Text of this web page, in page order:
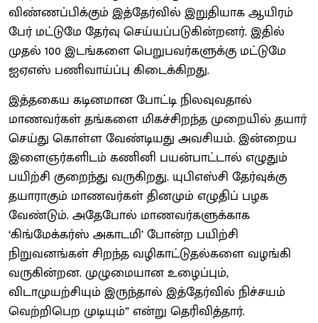
விண்ணப்பிக்கும் இத்தேர்வில் இறுதியாக ஆயிரம்
பேர் மட்டுமே தேர்வு செய்யப்படுகின்றனர். இதில்
முதல் 100 இடங்களை பெறுபவர்களுக்கு மட்டுமே
ஐஏஎஸ் பணிவாய்ப்பு கிடைக்கிறது.
இத்தகைய கடினமான போட்டி நிலவுவதால்
மாணவர்கள் தங்களை மிகச்சிறந்த முறையில் தயார்
செய்து கொள்ள வேண்டியது அவசியம். இன்றைய
இளைஞர்களிடம் கணினி பயன்பாட்டால் எழுதும்
பயிற்சி குறைந்து வருகிறது. யுபிஎஸ்சி தேர்வுக்கு
தயாராகும் மாணவர்கள் தினமும் எழுதிப் பழக
வேண்டும். அதேபோல் மாணவர்களுக்காக
‘கிங்மேக்கர்ஸ் அகாடமி’ போன்ற பயிற்சி
நிறுவனங்கள் சிறந்த வழிகாட்டுதல்களை வழங்கி
வருகின்றன. முழுமையான உழைப்பும்,
விடாமுயற்சியும் இருந்தால் இத்தேர்வில் நிச்சயம்
வெற்றிபெற முடியும்” என்று தெரிவித்தார்.